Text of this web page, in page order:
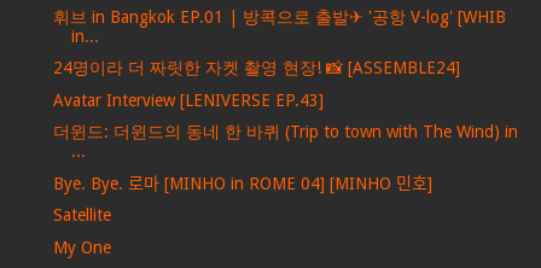
휘브 in Bangkok EP.01 | 방콕으로 출발✈ '공항 V-log' [WHIB
in...
24명이라 더 짜릿한 자켓 촬영 현장! 📸 [ASSEMBLE24]
Avatar Interview [LENIVERSE EP.43]
더윈드: 더윈드의 동네 한 바퀴 (Trip to town with The Wind) in
...
Bye. Bye. 로마 [MINHO in ROME 04] [MINHO 민호]
Satellite
My One